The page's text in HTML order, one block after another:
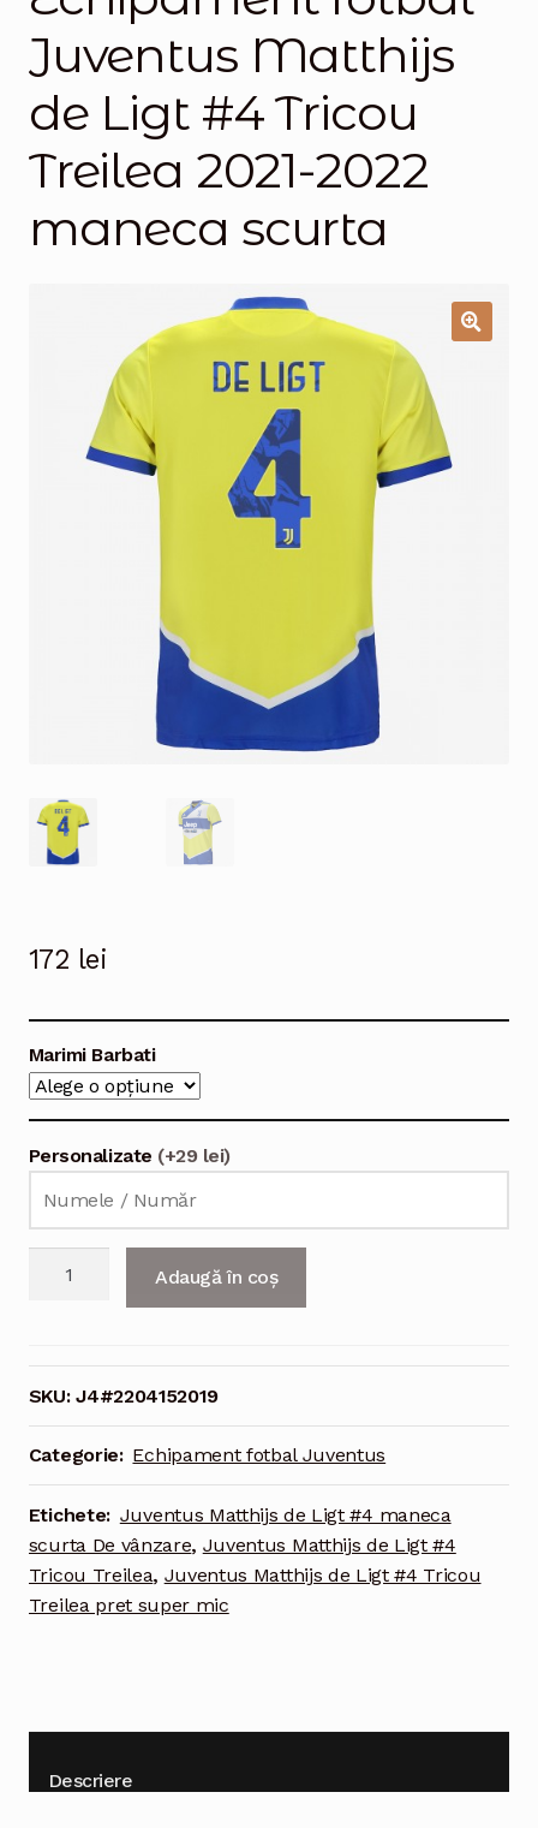
Magazinul
Juventus Matthijs
de Ligt #4 Tricou
Treilea 2021-2022
maneca scurta
172 lei
Marimi Barbati
Personalizate (+29 lei)
2021-
2022
maneca
Adaugă în coș
SKU:J4#2204152019
Categorie: Echipament fotbal Juventus
Etichete: Juventus Matthijs de Ligt #4 maneca
scurta De vânzare, Juventus Matthijs de Ligt #4
Tricou Treilea, Juventus Matthijs de Ligt #4 Tricou
Treilea pret super mic
Descriere